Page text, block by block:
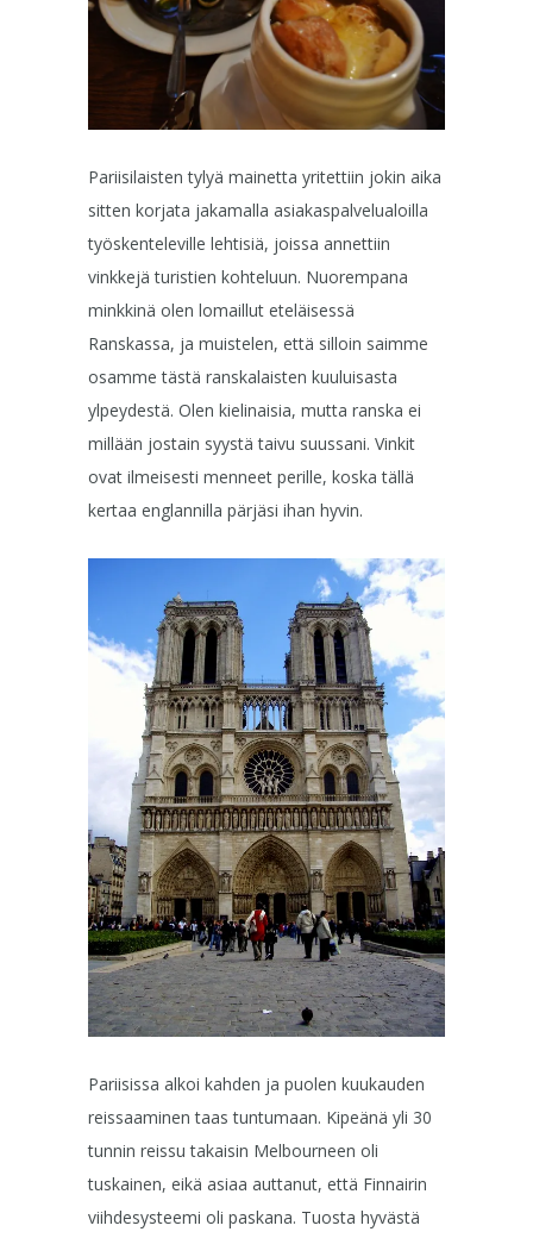
Pariisilaisten tylyä mainetta yritettiin jokin aika
sitten korjata jakamalla asiakaspalvelualoilla
työskenteleville lehtisiä, joissa annettiin
vinkkejä turistien kohteluun. Nuorempana
minkkinä olen lomaillut eteläisessä
Ranskassa, ja muistelen, että silloin saimme
osamme tästä ranskalaisten kuuluisasta
ylpeydestä. Olen kielinaisia, mutta ranska ei
millään jostain syystä taivu suussani. Vinkit
ovat ilmeisesti menneet perille, koska tällä
kertaa englannilla pärjäsi ihan hyvin.
Pariisissa alkoi kahden ja puolen kuukauden
reissaaminen taas tuntumaan. Kipeänä yli 30
tunnin reissu takaisin Melbourneen oli
tuskainen, eikä asiaa auttanut, että Finnairin
viihdesysteemi oli paskana. Tuosta hyvästä